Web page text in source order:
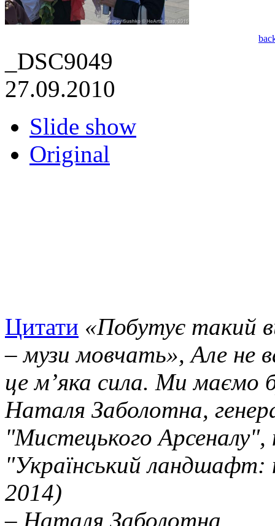
_DSC9049
27.09.2010
Slide show
Original
Цитати «Побутує такий
– музи мовчать», Але не
це м’яка сила. Ми маємо
Наталя Заболотна,
"Мистецького
"Український ландшафт:
2014)
– Наталя Заболотна